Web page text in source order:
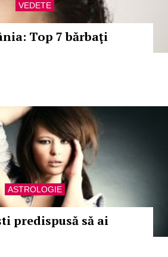
VEDETE
Top 7 bărbaţi
ASTROLOGIE
predispusă să ai